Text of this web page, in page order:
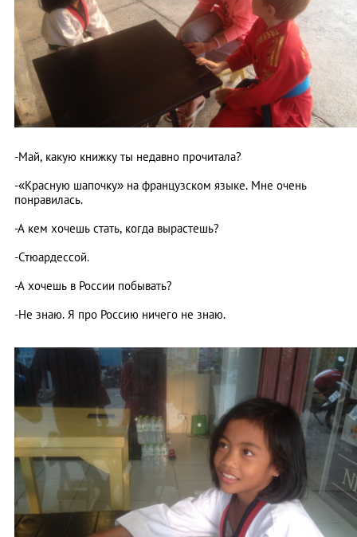
-Май, какую книжку ты недавно прочитала?
-«Красную шапочку» на французском языке. Мне очень
понравилась.
-А кем хочешь стать, когда вырастешь?
-Стюардессой.
-А хочешь в России побывать?
-Не знаю. Я про Россию ничего не знаю.